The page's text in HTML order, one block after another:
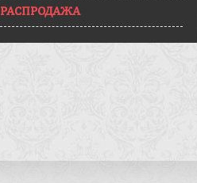
РАСПРОДАЖА